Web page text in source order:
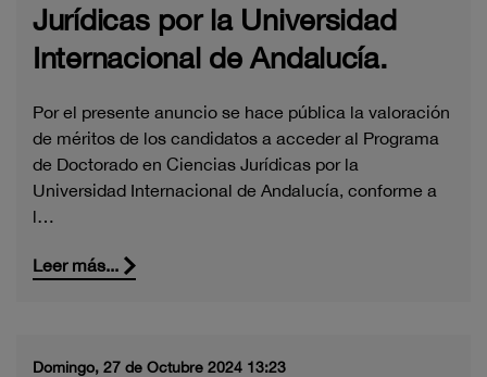
Jurídicas por la Universidad
Internacional de Andalucía.
Por el presente anuncio se hace pública la valoración
de méritos de los candidatos a acceder al Programa
de Doctorado en Ciencias Jurídicas por la
Universidad Internacional de Andalucía, conforme a
l…
Leer más...
Domingo, 27 de Octubre 2024 13:23